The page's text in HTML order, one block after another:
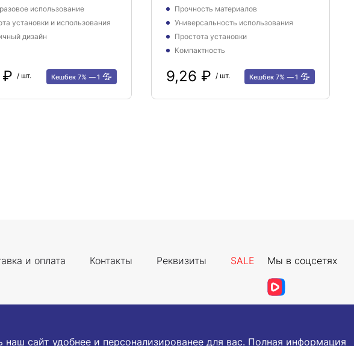
использование
установки и использования
дизайн
₽ / шт. Кешбек 7% 1
Прочность материалов
Универсальность использования
Простота установки
Компактность
9,26 ₽ / шт. Кешбек 7% 1
и оплата Контакты Реквизиты SALE Мы в соцсетях
сайт удобнее и персонализированее для вас. Полная информация